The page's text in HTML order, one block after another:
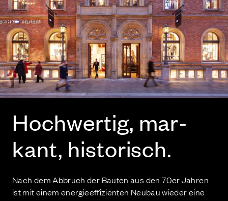
Hoch­wer­tig, mar­
kant, historisch.
Nach dem Abbruch der Bauten aus den 70er Jahren
ist mit einem energieeffizienten Neubau wieder eine